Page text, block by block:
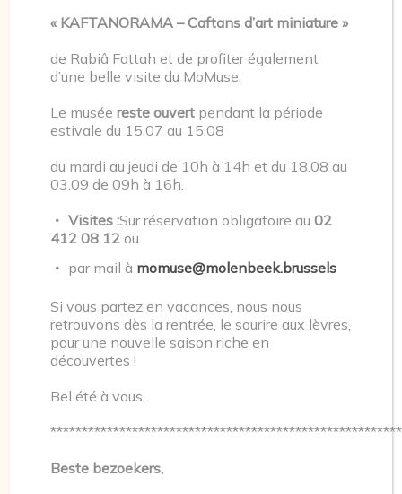
Possibilité de se garer au parking Brunfaut (rue
ACCÉDER AU MOMUSE
« KAFTANORAMA – Caftans d’art miniature »
de Rabiâ Fattah et de profiter également
d’une belle visite du MoMuse.
Le muséereste ouvert pendant la période
estivale du 15.07 au 15.08
du mardi au jeudi de 10h à 14h et du 18.08 au
03.09 de 09h à 16h.
Visites :Sur réservation obligatoire au02
412 08 12 ou
par mail à momuse@molenbeek.brussels
Si vous partez en vacances, nous nous
retrouvons dès la rentrée, le sourire aux lèvres,
pour une nouvelle saison riche en
découvertes !
Bel été à vous,
Beste bezoekers,